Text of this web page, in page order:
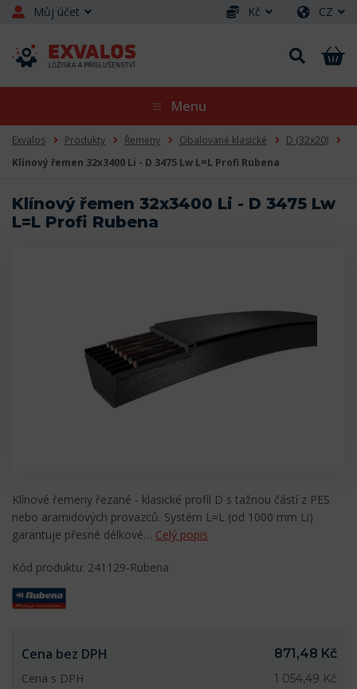
Můj účet Kč CZ
Menu
Exvalos Produkty Řemeny Obalované klasické
D (32x20)
Klínový řemen 32x3400 Li - D 3475 Lw L=L Profi Rubena
Klínový řemen 32x3400 Li - D 3475 Lw
L=L Profi Rubena
Klínové řemeny řezané - klasické profil D s tažnou částí z PES
nebo aramidových provazců. Systém L=L (od 1000 mm Li)
garantuje přesné délkové… Celý popis
Kód produktu: 241129-Rubena
Cena bez DPH
871,48 Kč
Cena s DPH
1 054,49 Kč